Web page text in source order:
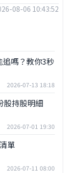
08-06 10:43:52
嗎？教你3秒
2026-07-13 18:18
股持股明細
2026-07-01 19:30
單
2026-07-11 08:00